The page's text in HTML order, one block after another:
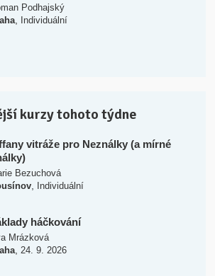
Podhajský
, Individuální
kurzy tohoto týdne
vitráže pro Neználky (a mírné
Bezuchová
, Individuální
háčkování
Mrázková
, 24. 9. 2026